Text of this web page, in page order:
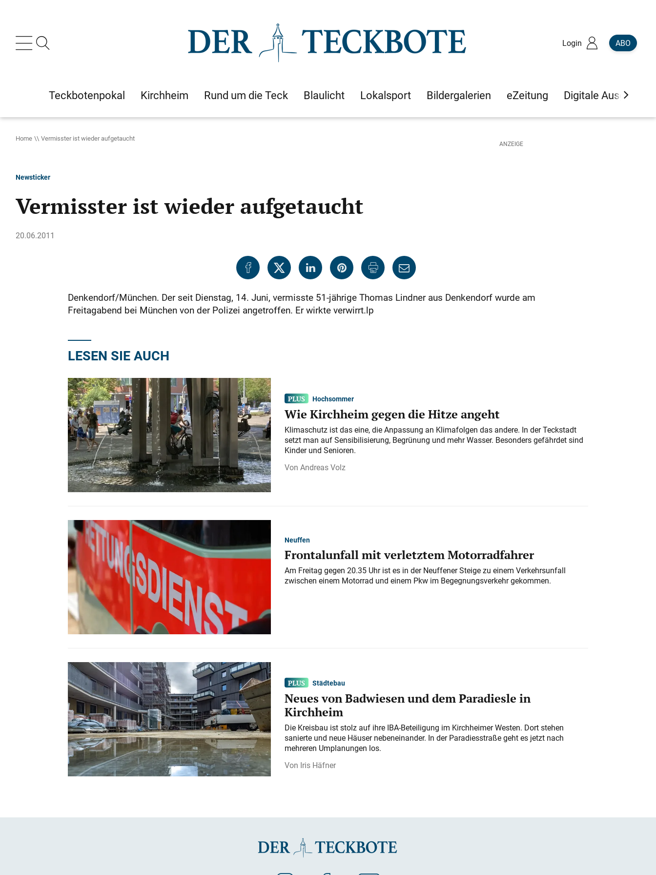
Login ABO
Teckbotenpokal Kirchheim Rund um die Teck Blaulicht Lokalsport Bildergalerien eZeitung Digitale Ausgaben
Home Vermisster ist wieder aufgetaucht
Newsticker
Vermisster ist wieder aufgetaucht
20.06.2011
Denkendorf/München. Der seit Dienstag, 14. Juni, vermisste 51-jährige Thomas Lindner aus Denkendorf wurde am
Freitagabend bei München von der Polizei angetroffen. Er wirkte verwirrt.lp
LESEN SIE AUCH
Hochsommer
Wie Kirchheim gegen die Hitze angeht
Klimaschutz ist das eine, die Anpassung an Klimafolgen das andere. In der Teckstadt
setzt man auf Sensibilisierung, Begrünung und mehr Wasser. Besonders gefährdet sind
Kinder und Senioren.
Andreas Volz
Neuffen
Frontalunfall mit verletztem Motorradfahrer
Am Freitag gegen 20.35 Uhr ist es in der Neuffener Steige zu einem Verkehrsunfall
zwischen einem Motorrad und einem Pkw im Begegnungsverkehr gekommen.
Städtebau
Neues von Badwiesen und dem Paradiesle in
Kirchheim
Die Kreisbau ist stolz auf ihre IBA-Beteiligung im Kirchheimer Westen. Dort stehen
sanierte und neue Häuser nebeneinander. In der Paradiesstraße geht es jetzt nach
mehreren Umplanungen los.
Iris Häfner